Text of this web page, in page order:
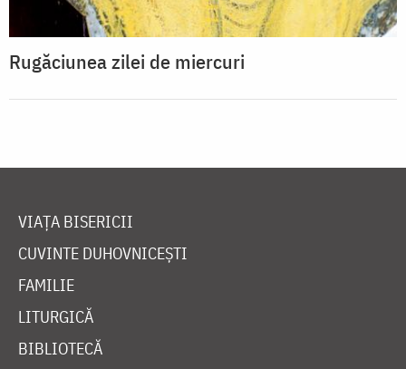
Rugăciunea zilei de miercuri
VIAȚA BISERICII
CUVINTE DUHOVNICEȘTI
FAMILIE
LITURGICĂ
BIBLIOTECĂ